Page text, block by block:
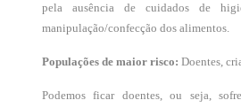
pela ausência de cuidados de
manipulação/confecção dos alimentos.
Populações de maior risco: Doentes,
Podemos ficar doentes, ou seja,